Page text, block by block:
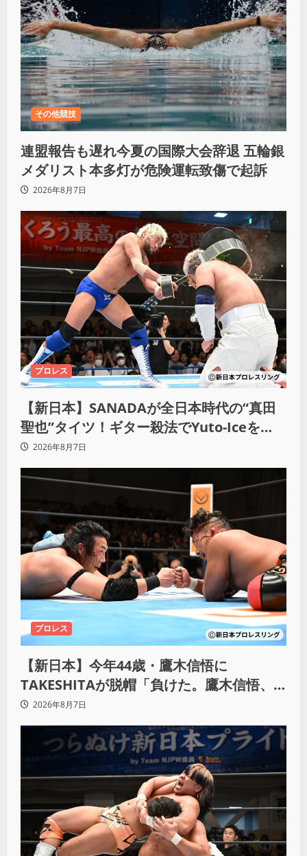
その他競技
連盟報告も遅れ今夏の国際大会辞退 五輪銀
メダリスト本多灯が危険運転致傷で起訴
2026年8月7日
プロレス
【新日本】SANADAが全日本時代の“真田
聖也”タイツ！ギター殺法でYuto-Iceを
KO「俺と闘う時は考えろ。感じるな」
2026年8月7日
プロレス
【新日本】今年44歳・鷹木信悟に
TAKESHITAが脱帽「負けた。鷹木信悟、
強いわ！」
2026年8月7日